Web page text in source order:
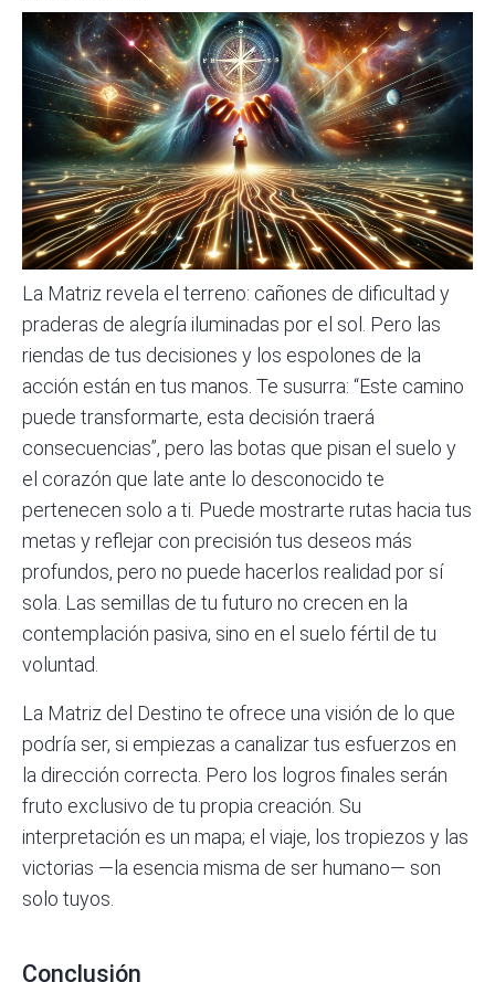
La Matriz revela el terreno: cañones de dificultad y
praderas de alegría iluminadas por el sol. Pero las
riendas de tus decisiones y los espolones de la
acción están en tus manos. Te susurra: “Este camino
puede transformarte, esta decisión traerá
consecuencias”, pero las botas que pisan el suelo y
el corazón que late ante lo desconocido te
pertenecen solo a ti. Puede mostrarte rutas hacia tus
metas y reflejar con precisión tus deseos más
profundos, pero no puede hacerlos realidad por sí
sola. Las semillas de tu futuro no crecen en la
contemplación pasiva, sino en el suelo fértil de tu
voluntad.
La Matriz del Destino te ofrece una visión de lo que
podría ser, si empiezas a canalizar tus esfuerzos en
la dirección correcta. Pero los logros finales serán
fruto exclusivo de tu propia creación. Su
interpretación es un mapa; el viaje, los tropiezos y las
victorias —la esencia misma de ser humano— son
solo tuyos.
Conclusión